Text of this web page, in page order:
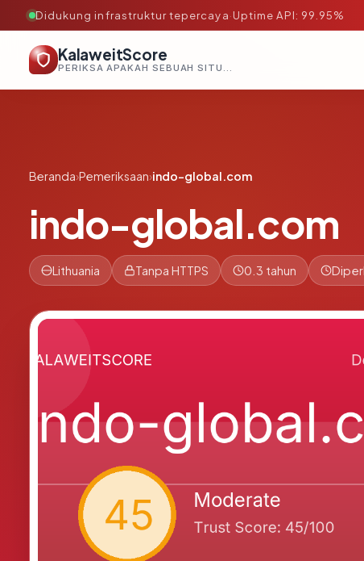
Didukung infrastruktur tepercaya·Uptime API: 99.95%
KalaweitScore
PERIKSA APAKAH SEBUAH SITUS AMAN, TEPERCAYA, DAN TERVERIFIKASI DALAM HITUNGAN DETIK.
Beranda›Pemeriksaan›indo-global.com
indo-global.com
Lithuania Tanpa HTTPS 0.3 tahun